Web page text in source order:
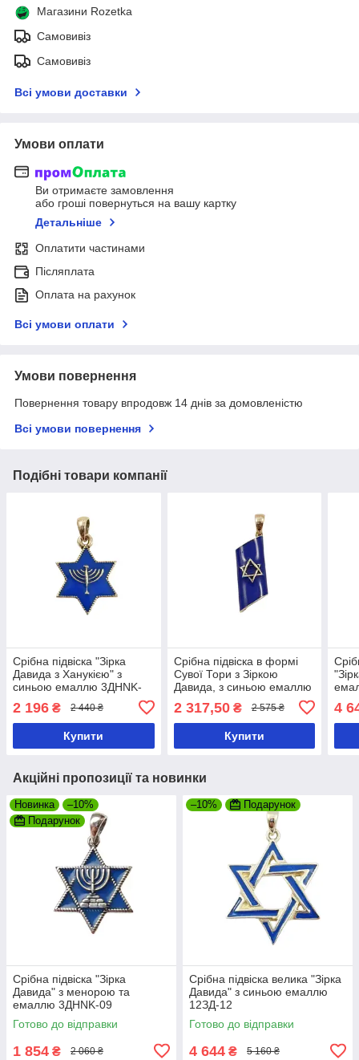
Магазини Rozetka
Самовивіз
Самовивіз
Всі умови доставки
Умови оплати
Ви отримаєте замовлення
або гроші повернуться на вашу картку
Детальніше
Оплатити частинами
Післяплата
Оплата на рахунок
Всі умови оплати
Умови повернення
Повернення товару впродовж 14 днів за домовленістю
Всі умови повернення
Подібні товари компанії
Срібна підвіска "Зірка
Давида з Ханукією" з
синьою емаллю 3ДHNK-
2 196 ₴ 2 440 ₴
Купити
Срібна підвіска в формі
Сувої Тори з Зіркою
Давида, з синьою емаллю
2 317,50₴ 2 575 ₴
Купити
4
Акційні пропозиції та новинки
Новинка
–10%
Подарунок
Срібна підвіска "Зірка
Давида" з менорою та
емаллю 3ДHNK-09
Готово до відправки
1 854 ₴ 2 060 ₴
–10% Подарунок
Срібна підвіска велика "Зірка
Давида" з синьою емаллю
12ЗД-12
Готово до відправки
4 644 ₴ 5 160 ₴